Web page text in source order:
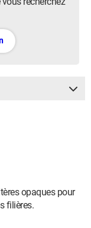
opaques pour
filières.